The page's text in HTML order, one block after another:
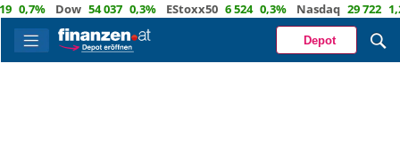
Dow 54 037 0,3% EStoxx50 6 524 0,3% Nasdaq 29 722 1,2%
Depot